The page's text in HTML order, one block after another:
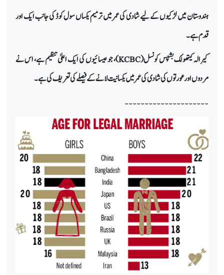
ہندوستان میں لڑکیوں کے لیے شادی کی عمر میں ترمیم یکساں سول کوڈ کی جانب ایک اور
قدم ہے۔
کیرالہ کیتھولک بشپس کونسل (KCBC)، جو عیسائیوں کی ایک اعلیٰ تنظیم ہے، اس نے
مردوں اور عورتوں کی شادی کی عمر میں یکسانیت لانے کے فیصلے کی تعریف کی ہے۔
۔۔۔۔۔۔۔۔۔۔۔۔۔۔۔۔۔۔۔۔۔